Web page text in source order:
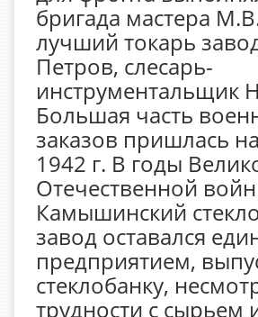
бригада мастера
лучший токарь
Петров, слесарь-
инструментальщик
Большая часть
заказов пришлась
1942 г. В годы
Отечественной
Камышинский
завод оставался
предприятием,
стеклобанку,
трудности с сырьем